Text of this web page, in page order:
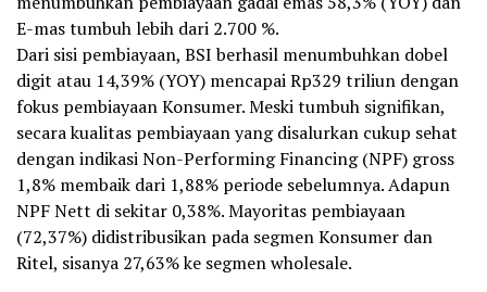
E-mas tumbuh lebih dari 2.700 %.
Dari sisi pembiayaan, BSI berhasil menumbuhkan dobel
digit atau 14,39% (YOY) mencapai Rp329 triliun dengan
fokus pembiayaan Konsumer. Meski tumbuh signifikan,
secara kualitas pembiayaan yang disalurkan cukup sehat
dengan indikasi Non-Performing Financing (NPF) gross
1,8% membaik dari 1,88% periode sebelumnya. Adapun
NPF Nett di sekitar 0,38%. Mayoritas pembiayaan
(72,37%) didistribusikan pada segmen Konsumer dan
Ritel, sisanya 27,63% ke segmen wholesale.